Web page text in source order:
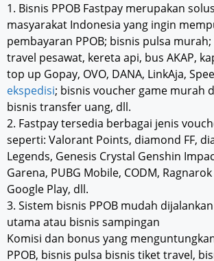
1. Bisnis PPOB Fastpay merupakan
masyarakat Indonesia yang ingin
pembayaran PPOB; bisnis pulsa
travel pesawat, kereta api, bus AKAP,
top up Gopay, OVO, DANA, LinkAja,
ekspedisi; bisnis voucher game murah
bisnis transfer uang, dll.
2. Fastpay tersedia berbagai jenis
seperti: Valorant Points, diamond FF,
Legends, Genesis Crystal Genshin
Garena, PUBG Mobile, CODM,
Google Play, dll.
3. Sistem bisnis PPOB mudah
utama atau bisnis sampingan
Komisi dan bonus yang
PPOB, bisnis pulsa bisnis tiket travel,